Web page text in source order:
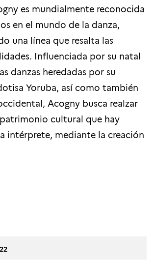
es mundialmente reconocida
en el mundo de la danza,
una línea que resalta las
Influenciada por su natal
danzas heredadas por su
Yoruba, así como también
Acogny busca realzar
cultural que hay
intérprete, mediante la creación